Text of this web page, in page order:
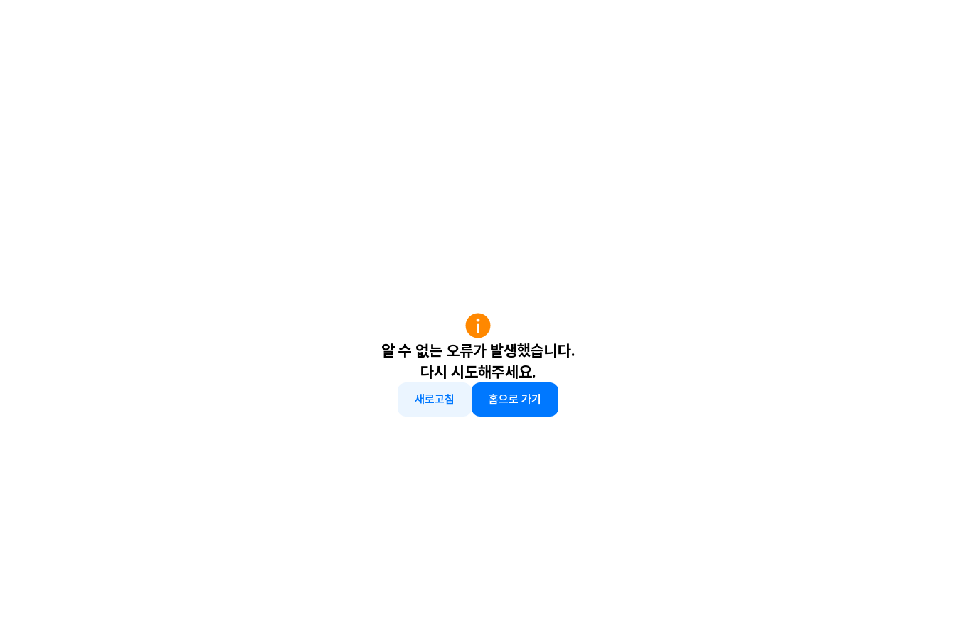
알 수 없는 오류가 발생했습니다.
다시 시도해주세요.
새로고침 홈으로 가기